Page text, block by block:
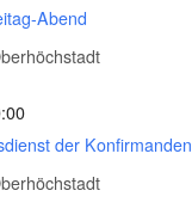
Abend
der Konfirmanden